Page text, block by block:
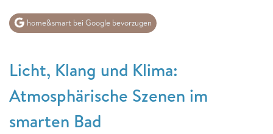
home&smart bei Google bevorzugen
Licht, Klang und Klima:
Atmosphärische Szenen im
smarten Bad